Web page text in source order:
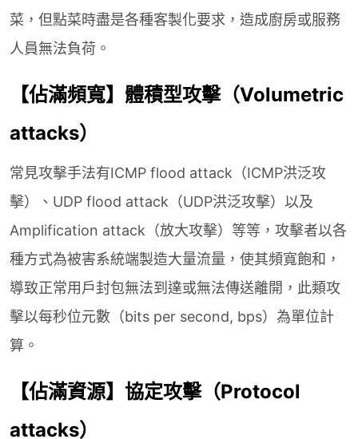
菜，但點菜時盡是各種客製化要求，造成廚房或服務
人員無法負荷。
【佔滿頻寬】體積型攻擊（Volumetric
attacks）
常見攻擊手法有ICMP flood attack（ICMP洪泛攻
擊）、UDP flood attack（UDP洪泛攻擊）以及
Amplification attack（放大攻擊）等等，攻擊者以各
種方式為被害系統端製造大量流量，使其頻寬飽和，
導致正常用戶封包無法到達或無法傳送離開，此類攻
擊以每秒位元數（bits per second, bps）為單位計
算。
【佔滿資源】協定攻擊（Protocol
attacks）